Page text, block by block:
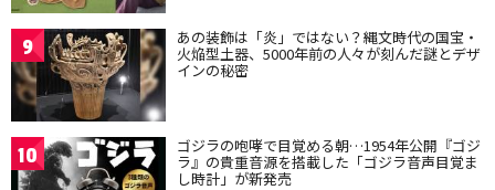
9 あの装飾は「炎」ではない？縄文時代の国宝・
火焔型土器、5000年前の人々が刻んだ謎とデザ
インの秘密
10 ゴジラの咆哮で目覚める朝…1954年公開『ゴジ
ラ』の貴重音源を搭載した「ゴジラ音声目覚ま
し時計」が新発売